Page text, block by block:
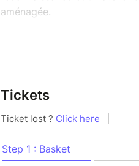
aménagée.
que les précautions à
L'atelier de cuisine :
groupe et supervisés par
Tickets